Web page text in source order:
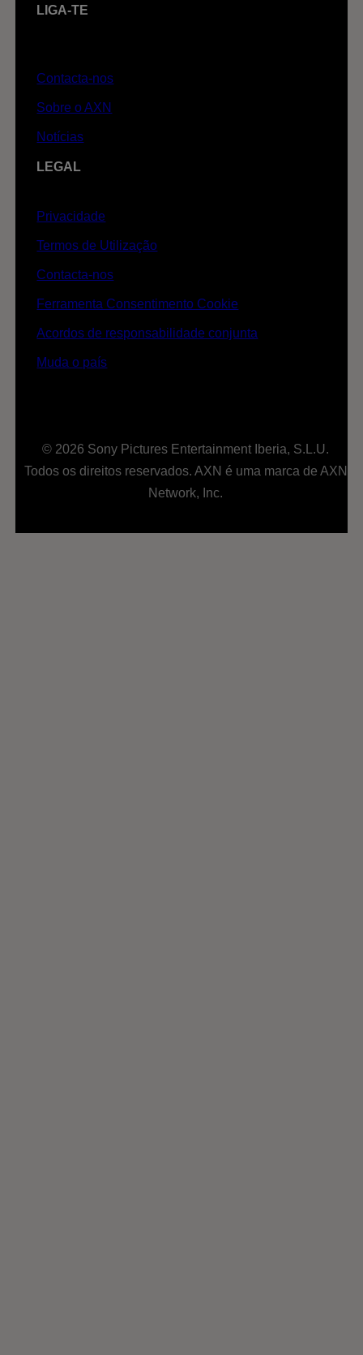
LIGA-TE
Contacta-nos
Sobre o AXN
Notícias
LEGAL
Privacidade
Termos de Utilização
Contacta-nos
Ferramenta Consentimento Cookie
Acordos de responsabilidade conjunta
Muda o país
© 2026 Sony Pictures Entertainment Iberia, S.L.U.
Todos os direitos reservados. AXN é uma marca de AXN
Network, Inc.